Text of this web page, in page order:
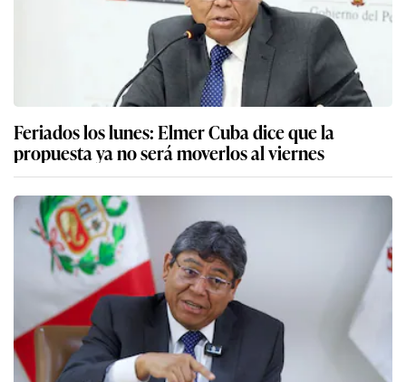
Feriados los lunes: Elmer Cuba dice que la
propuesta ya no será moverlos al viernes